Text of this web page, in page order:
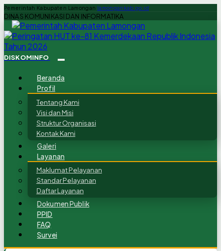
Pemerintah Kabupaten Lamongan lamongankab.go.id
DINAS KOMUNIKASI DAN INFORMATIKA
DISKOMINFO
Beranda
Profil
Tentang Kami
Visi dan Misi
Struktur Organisasi
Kontak Kami
Galeri
Layanan
Maklumat Pelayanan
Standar Pelayanan
Daftar Layanan
Dokumen Publik
PPID
FAQ
Survei